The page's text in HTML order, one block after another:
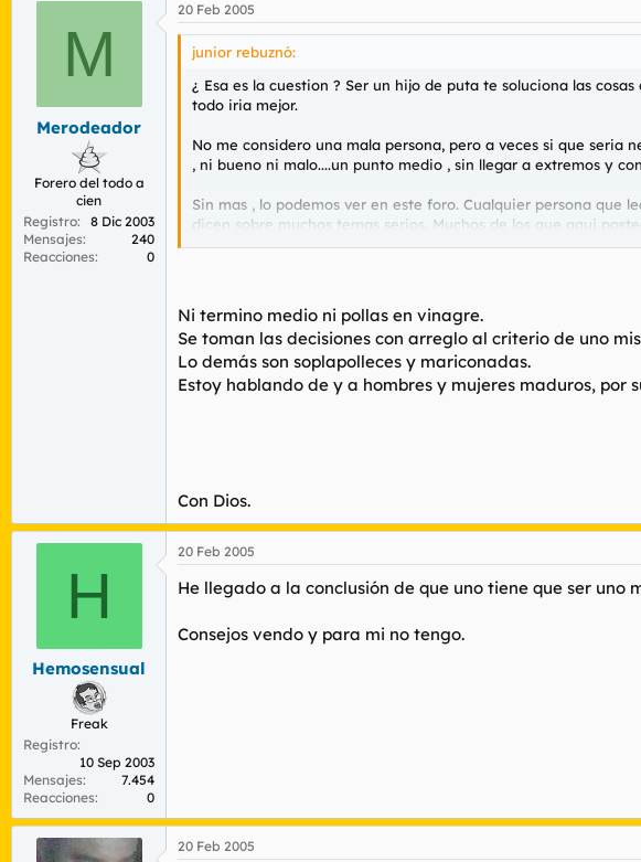
M
Merodeador
Forero del todo a
cien
Registro
8 Dic 2003
Mensajes
240
Reacciones
0
20 Feb 2005
junior rebuznó:
¿ Esa es la cuestion ? Ser un hijo de puta te soluciona las
todo iria mejor.
No me considero una mala persona, pero a veces si que seria
, ni bueno ni malo....un punto medio , sin llegar a extremos y
Sin mas , lo podemos ver en este foro. Cualquier persona que
dicen sobre muchos temas serios. Muchos de los que aqui
real y cotidiana.
Saludos
Ni termino medio ni pollas en vinagre.
Se toman las decisiones con arreglo al criterio de uno
Lo demás son soplapolleces y mariconadas.
Estoy hablando de y a hombres y mujeres maduros, por
Con Dios.
H
Hemosensual
Freak
Registro
10 Sep 2003
Mensajes
7.454
Reacciones
0
20 Feb 2005
He llegado a la conclusión de que uno tiene que ser uno
Consejos vendo y para mi no tengo.
20 Feb 2005